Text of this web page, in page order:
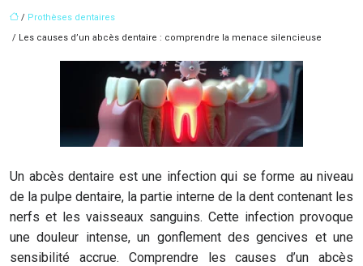
/ Prothèses dentaires
/ Les causes d’un abcès dentaire : comprendre la menace silencieuse
Un abcès dentaire est une infection qui se forme au niveau
de la pulpe dentaire, la partie interne de la dent contenant les
nerfs et les vaisseaux sanguins. Cette infection provoque
une douleur intense, un gonflement des gencives et une
sensibilité accrue. Comprendre les causes d’un abcès